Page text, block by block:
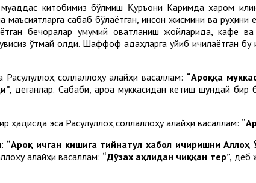
китобимиз бўлмиш Қуръони Каримда харом
маъсиятларга сабаб бўлаётган, инсон жисмини ва
бечоралар умумий овқатланиш жойларида, кафе
ўтмай қолди. Шаффоф қадаҳларга қуйиб ичилаётган
соллаллоҳу алайҳи васаллам: “Ароққа
деганлар. Сабаби, ароққа муккасидан кетиш шундай бир
ҳадисда эса Расулуллоҳ соллаллоҳу алайҳи васаллам:
“Ароқ ичган кишига тийнатул хабол ичиришни Аллоҳ
алайҳи васаллам: “Дўзах аҳлидан чиққан тер”, деб